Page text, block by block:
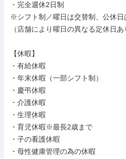
・完全週休2日制
※シフト制／曜日は交替制、公休
（店舗により曜日の異なる定休日あ
【休暇】
・有給休暇
・年末休暇（一部シフト制）
・慶弔休暇
・介護休暇
・生理休暇
・育児休暇※最長2歳まで
・子の看護休暇
・母性健康管理の為の休暇